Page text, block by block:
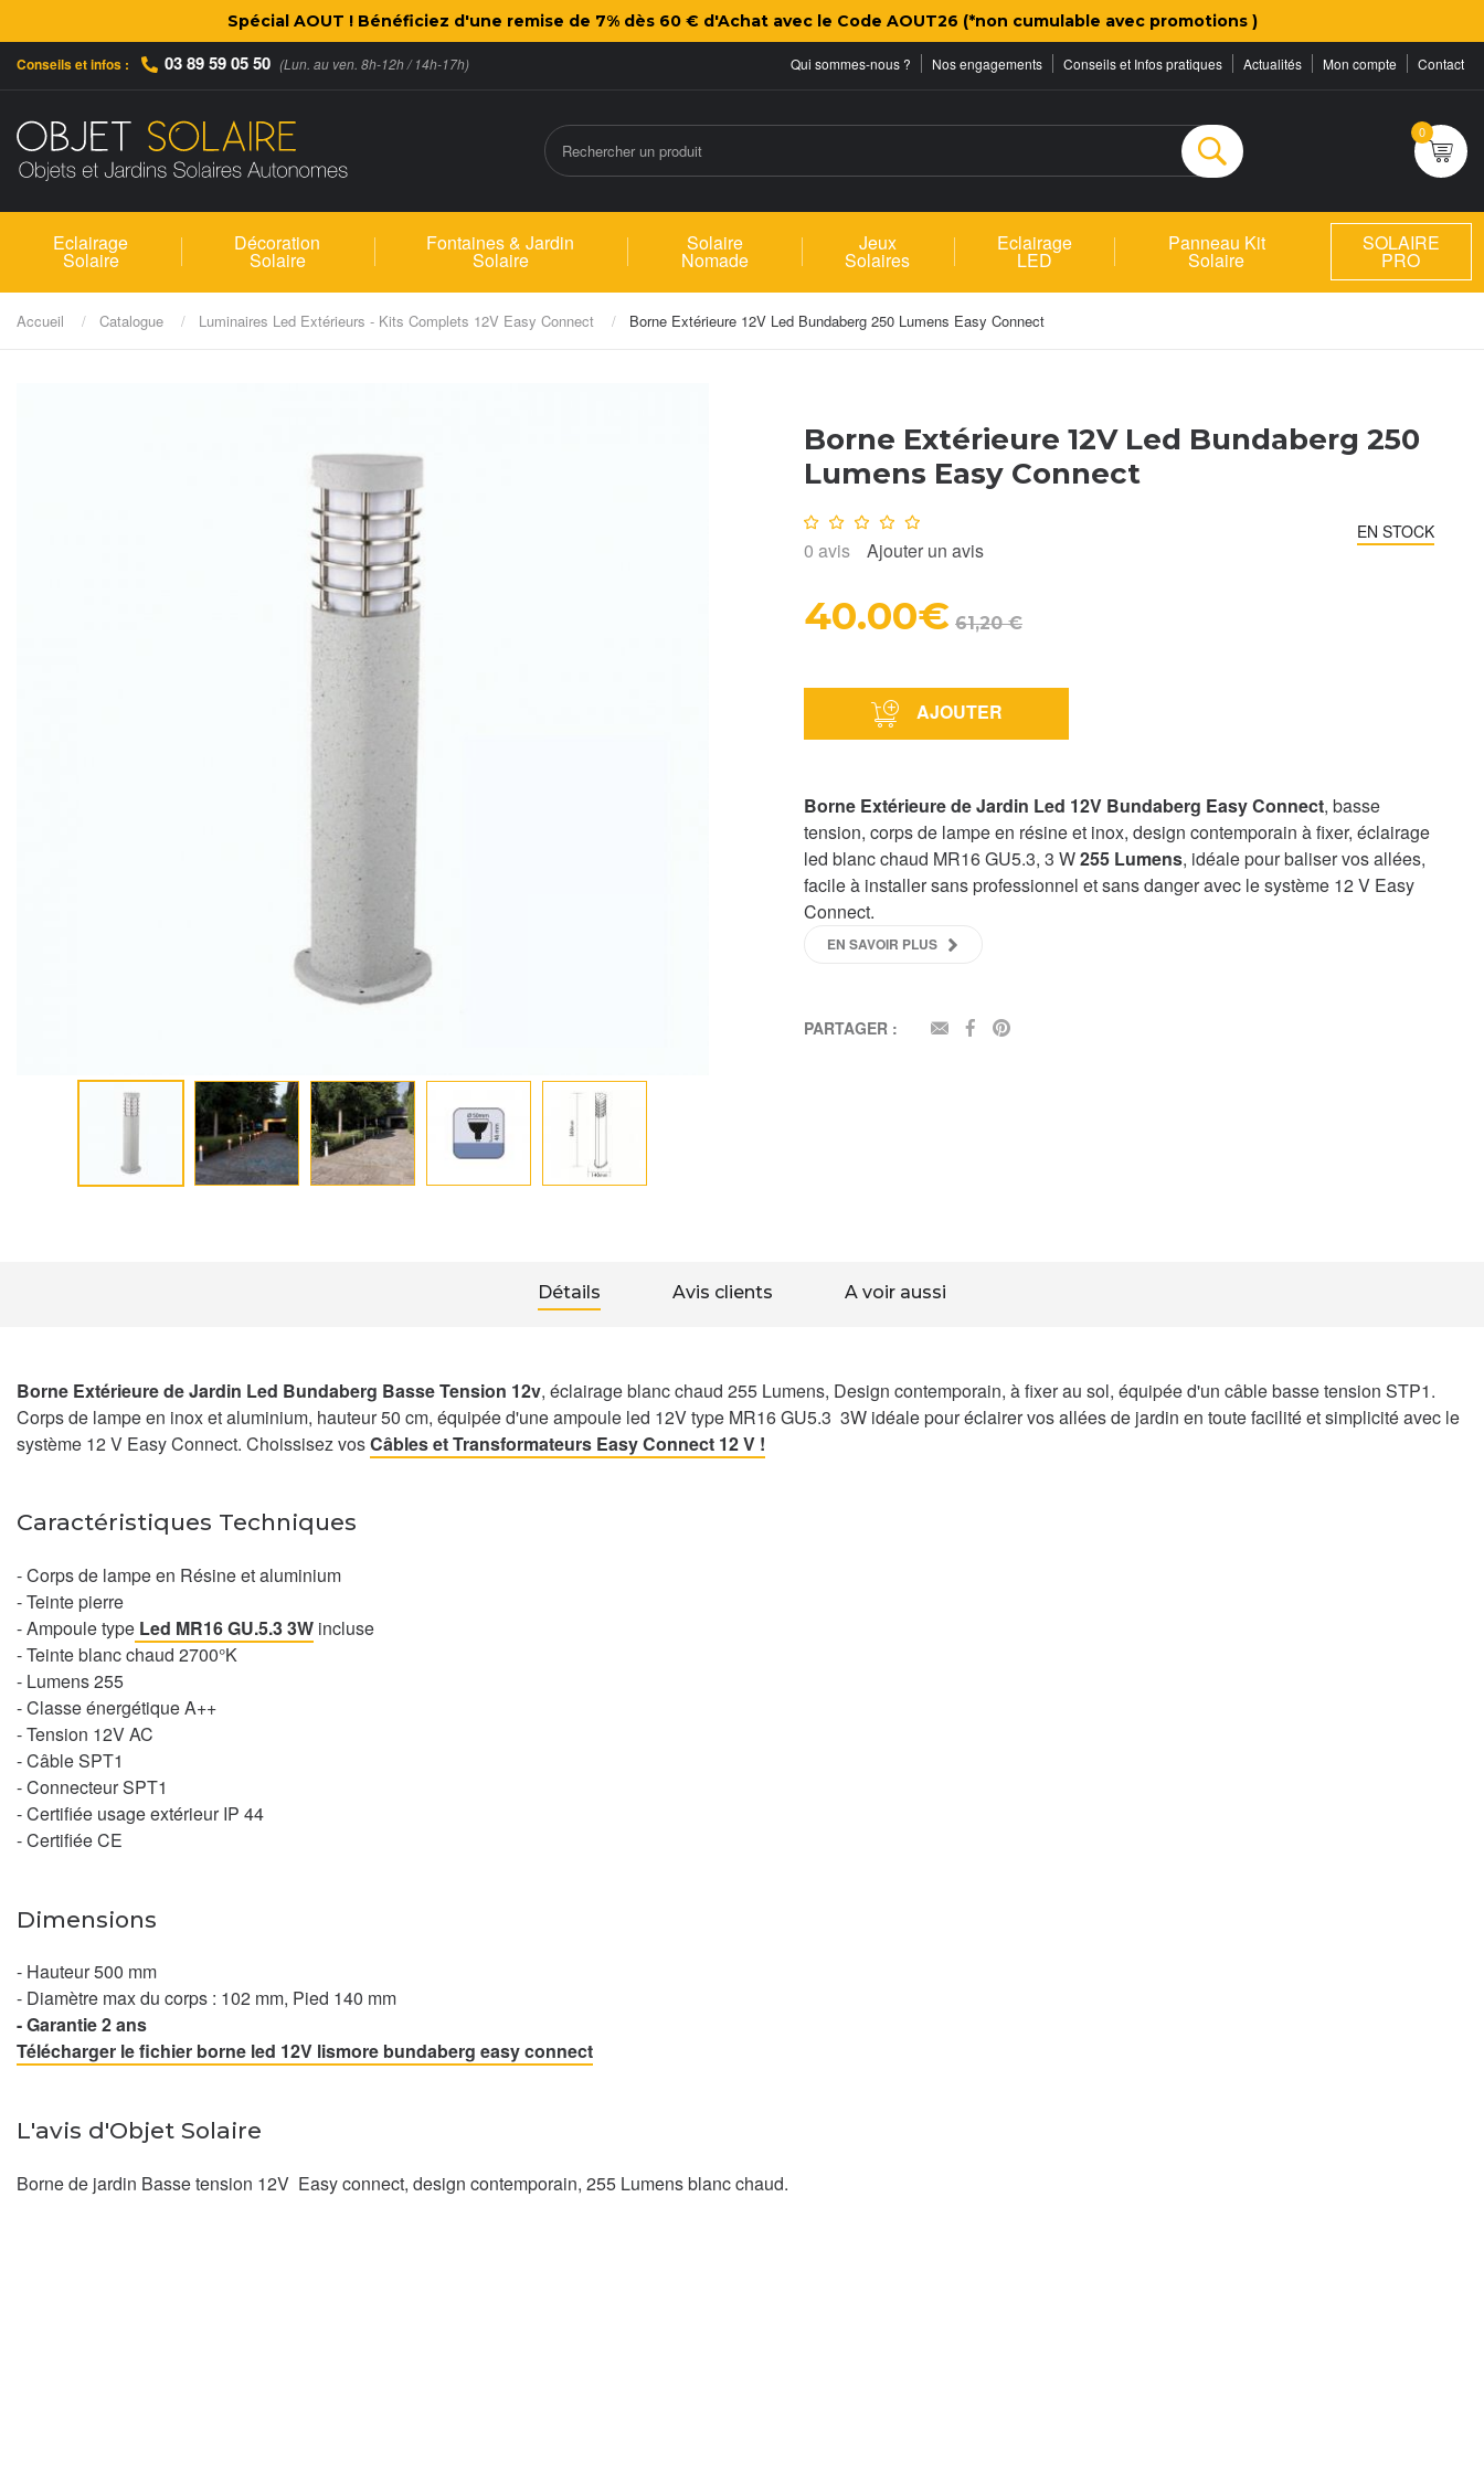
Spécial AOUT ! Bénéficiez d'une remise de 7% dès 60 € d'Achat avec le Code AOUT26 (*non cumulable avec promotions )
Conseils et infos : 03 89 59 05 50 (Lun. au ven. 8h-12h / 14h-17h) Qui sommes-nous ? Nos engagements Conseils et Infos pratiques Actualités Mon compte Contact
Rechercher
0
Eclairage
Solaire
Décoration
Solaire
Fontaines & Jardin
Solaire
Solaire
Nomade
Jeux
Solaires
Eclairage
LED
Panneau Kit
Solaire
SOLAIRE
PRO
Accueil Catalogue Luminaires Led Extérieurs - Kits Complets 12V Easy Connect Borne Extérieure 12V Led Bundaberg 250 Lumens Easy Connect
Borne Extérieure 12V Led Bundaberg 250
Lumens Easy Connect
Note : 0/10
0 avis Ajouter un avis
EN STOCK
40.00€ 61,20 €
AJOUTER
Borne Extérieure de Jardin Led 12V Bundaberg Easy Connect, basse
tension, corps de lampe en résine et inox, design contemporain à fixer, éclairage
led blanc chaud MR16 GU5.3, 3 W255 Lumens, idéale pour baliser vos allées,
facile à installer sans professionnel et sans danger avec le système 12 V Easy
Connect.
EN SAVOIR PLUS
PARTAGER : EMAILFACEBOOK
Détails Avis clients A voir aussi
Borne Extérieure de Jardin Led Bundaberg Basse Tension 12v, éclairage blanc chaud 255 Lumens, Design contemporain, à fixer au sol, équipée d'un câble basse tension STP1.
Corps de lampe en inox et aluminium, hauteur 50 cm, équipée d'une ampoule led 12V type MR16 GU5.3 3W idéale pour éclairer vos allées de jardin en toute facilité et simplicité avec le
système 12 V Easy Connect. Choissisez vosCâbles et Transformateurs Easy Connect 12 V !
Caractéristiques Techniques
- Corps de lampe en Résine et aluminium
- Teinte pierre
- Ampoule type Led MR16 GU.5.3 3W incluse
- Teinte blanc chaud 2700°K
- Lumens 255
- Classe énergétique A++
- Tension 12V AC
- Câble SPT1
- Connecteur SPT1
- Certifiée usage extérieur IP 44
- Certifiée CE
Dimensions
- Hauteur 500 mm
- Diamètre max du corps : 102 mm, Pied 140 mm
- Garantie 2 ans
Télécharger le fichier borne led 12V lismore bundaberg easy connect
L'avis d'Objet Solaire
Borne de jardin Basse tension 12V Easy connect, design contemporain, 255 Lumens blanc chaud.